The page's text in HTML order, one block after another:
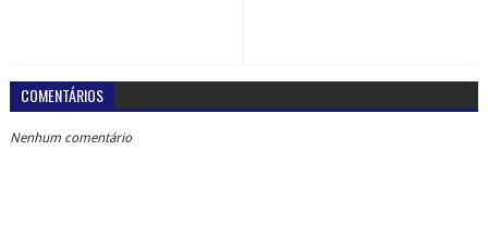
COMENTÁRIOS
Nenhum comentário